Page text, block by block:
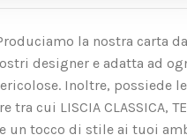
la nostra carta
designer e adatta ad
Inoltre, possiede le
LISCIA CLASSICA,
un tocco di stile ai tuoi